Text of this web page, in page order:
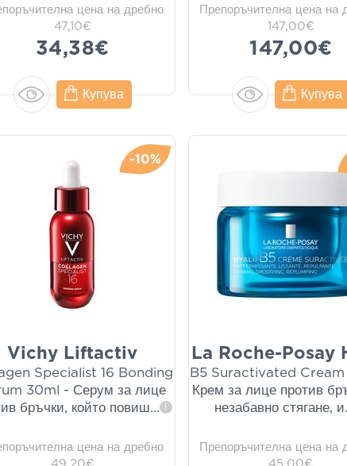
цена на дребно
47,10€
34,38€
Купува
Препоръчителна цена на
147,00€
147,00€
Купува
-10%
Vichy Liftactiv
Specialist 16 Bonding
30ml - Серум за лице
бръчки, който повиш... i
цена на дребно
La Roche-Posay
B5 Suractivated
Крем за лице против
незабавно стягане, и
Препоръчителна цена на